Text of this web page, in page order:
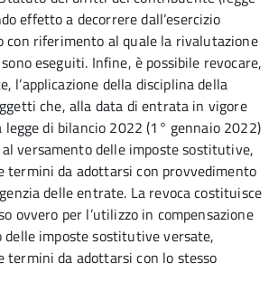
effetto a decorrere dall’esercizio
con riferimento al quale la rivalutazione
eseguiti. Infine, è possibile revocare,
l’applicazione della disciplina della
che, alla data di entrata in vigore
legge di bilancio 2022 (1° gennaio 2022)
versamento delle imposte sostitutive,
termini da adottarsi con provvedimento
delle entrate. La revoca costituisce
ovvero per l’utilizzo in compensazione
delle imposte sostitutive versate,
termini da adottarsi con lo stesso